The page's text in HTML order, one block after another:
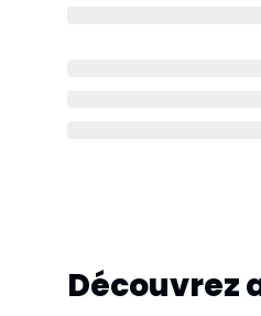
Découvrez